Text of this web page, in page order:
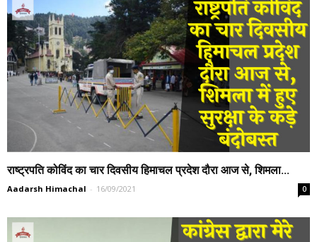
राष्ट्रपति कोविंद का चार दिवसीय हिमाचल प्रदेश दौरा आज से, शिमला...
Aadarsh Himachal - 16/09/2021 0